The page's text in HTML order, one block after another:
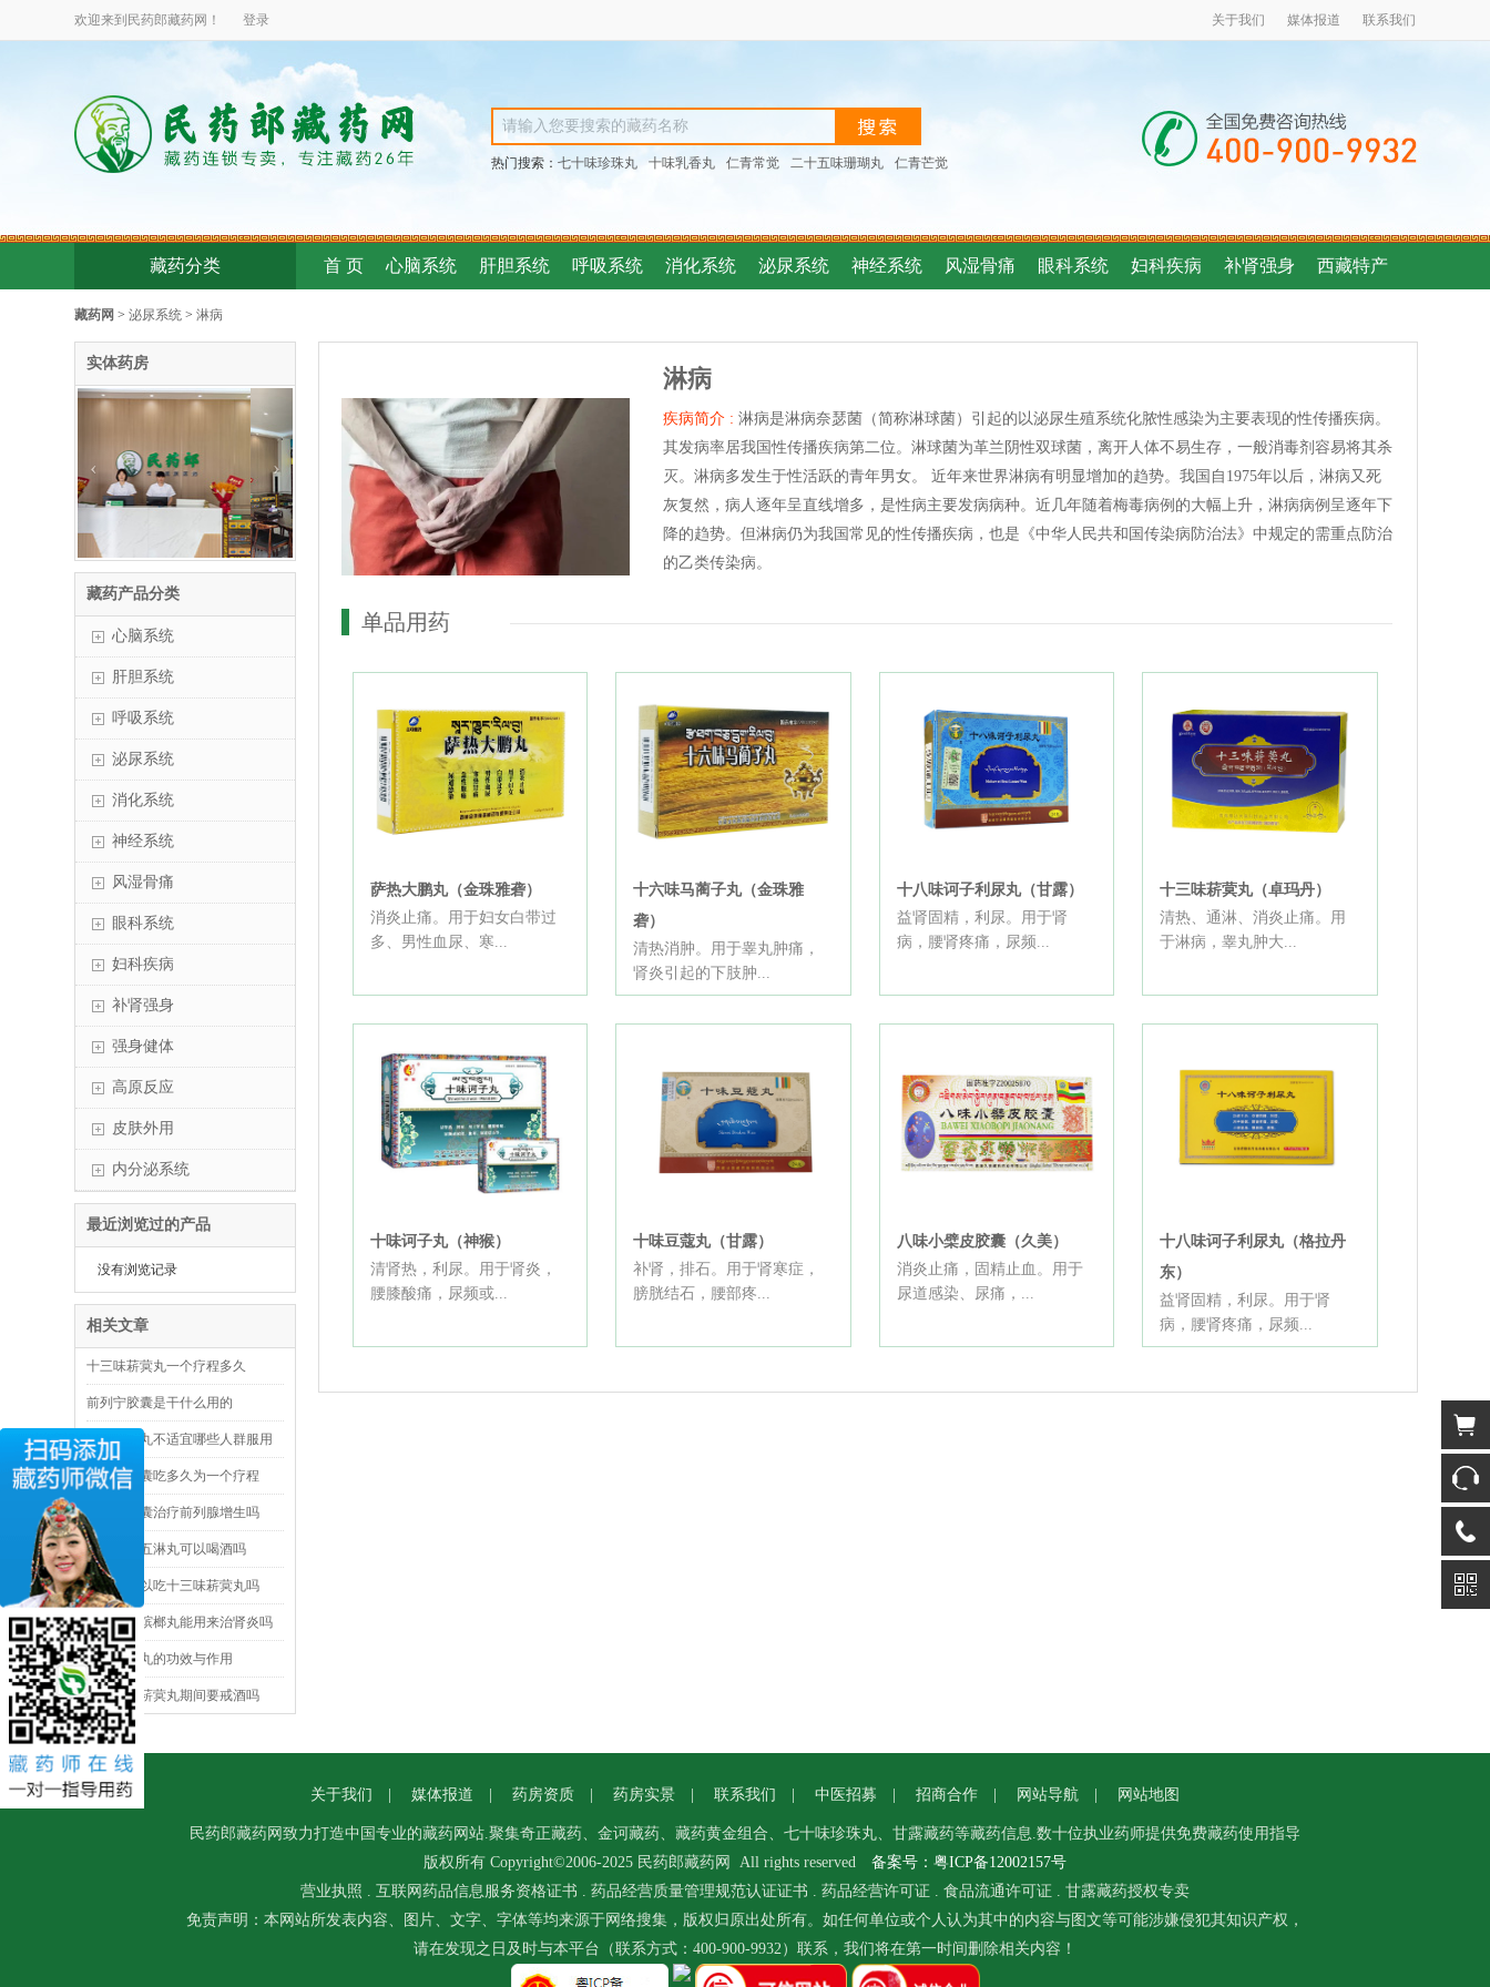
欢迎来到民药郎藏药网！ 登录 联系我们
媒体报道
关于我们
热门搜索： 七十味珍珠丸 十味乳香丸 仁青常觉 二十五味珊瑚丸 仁青芒觉
藏药分类 首 页 心脑系统 肝胆系统 呼吸系统 消化系统 泌尿系统 神经系统 风湿骨痛 眼科系统 妇科疾病 补肾强身 西藏特产
藏药网 > 泌尿系统 > 淋病
实体药房
‹ ›
藏药产品分类
心脑系统
肝胆系统
呼吸系统
泌尿系统
消化系统
神经系统
风湿骨痛
眼科系统
妇科疾病
补肾强身
强身健体
高原反应
皮肤外用
内分泌系统
最近浏览过的产品
没有浏览记录
相关文章
十三味菥蓂丸一个疗程多久
前列宁胶囊是干什么用的
十味豆蔻丸不适宜哪些人群服用
前列宁胶囊吃多久为一个疗程
前列宁胶囊治疗前列腺增生吗
吃了金砂五淋丸可以喝酒吗
来例假可以吃十三味菥蓂丸吗
二十八味槟榔丸能用来治肾炎吗
金砂五淋丸的功效与作用
吃十三味菥蓂丸期间要戒酒吗
淋病
疾病简介 : 淋病是淋病奈瑟菌（简称淋球菌）引起的以泌尿生殖系统化脓性感染为主要表现的性传播疾病。
其发病率居我国性传播疾病第二位。淋球菌为革兰阴性双球菌，离开人体不易生存，一般消毒剂容易将其杀
灭。淋病多发生于性活跃的青年男女。 近年来世界淋病有明显增加的趋势。我国自1975年以后，淋病又死
灰复然，病人逐年呈直线增多，是性病主要发病病种。近几年随着梅毒病例的大幅上升，淋病病例呈逐年下
降的趋势。但淋病仍为我国常见的性传播疾病，也是《中华人民共和国传染病防治法》中规定的需重点防治
的乙类传染病。
单品用药
萨热大鹏丸（金珠雅砻）
消炎止痛。用于妇女白带过
多、男性血尿、寒...
十六味马蔺子丸（金珠雅
砻）
清热消肿。用于睾丸肿痛，
肾炎引起的下肢肿...
十八味诃子利尿丸（甘露）
益肾固精，利尿。用于肾
病，腰肾疼痛，尿频...
十三味菥蓂丸（卓玛丹）
清热、通淋、消炎止痛。用
于淋病，睾丸肿大...
十味诃子丸（神猴）
清肾热，利尿。用于肾炎，
腰膝酸痛，尿频或...
十味豆蔻丸（甘露）
补肾，排石。用于肾寒症，
膀胱结石，腰部疼...
八味小檗皮胶囊（久美）
消炎止痛，固精止血。用于
尿道感染、尿痛，...
十八味诃子利尿丸（格拉丹
东）
益肾固精，利尿。用于肾
病，腰肾疼痛，尿频...
关于我们 媒体报道 药房资质 药房实景 联系我们 中医招募 招商合作 网站导航 网站地图
民药郎藏药网致力打造中国专业的藏药网站.聚集奇正藏药、金诃藏药、藏药黄金组合、七十味珍珠丸、甘露藏药等藏药信息.数十位执业药师提供免费藏药使用指导
版权所有 Copyright©2006-2025 民药郎藏药网 All rights reserved 备案号：粤ICP备12002157号
营业执照 . 互联网药品信息服务资格证书 . 药品经营质量管理规范认证证书 . 药品经营许可证 . 食品流通许可证 . 甘露藏药授权专卖
免责声明：本网站所发表内容、图片、文字、字体等均来源于网络搜集，版权归原出处所有。如任何单位或个人认为其中的内容与图文等可能涉嫌侵犯其知识产权，
请在发现之日及时与本平台（联系方式：400-900-9932）联系，我们将在第一时间删除相关内容！